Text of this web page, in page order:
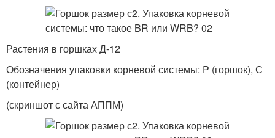
Растения в горшках Д-12
Обозначения упаковки корневой системы: P (горшок), С
(контейнер)
(скриншот с сайта АППМ)